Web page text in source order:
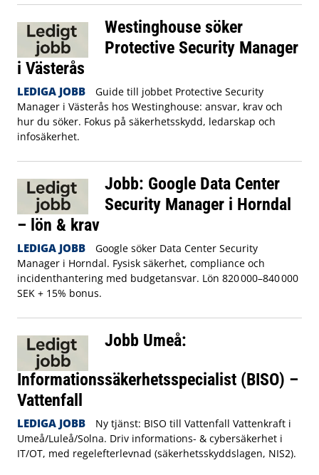
Westinghouse söker
Protective Security Manager
i Västerås
LEDIGA JOBB
Guide till jobbet Protective Security
Manager i Västerås hos Westinghouse: ansvar, krav och
hur du söker. Fokus på säkerhetsskydd, ledarskap och
infosäkerhet.
Jobb: Google Data Center
Security Manager i Horndal
– lön & krav
LEDIGA JOBB
Google söker Data Center Security
Manager i Horndal. Fysisk säkerhet, compliance och
incidenthantering med budgetansvar. Lön 820 000–840 000
SEK + 15% bonus.
Jobb Umeå:
Informationssäkerhetsspecialist (BISO) –
Vattenfall
LEDIGA JOBB
Ny tjänst: BISO till Vattenfall Vattenkraft i
Umeå/Luleå/Solna. Driv informations- & cybersäkerhet i
IT/OT, med regelefterlevnad (säkerhetsskyddslagen, NIS2).